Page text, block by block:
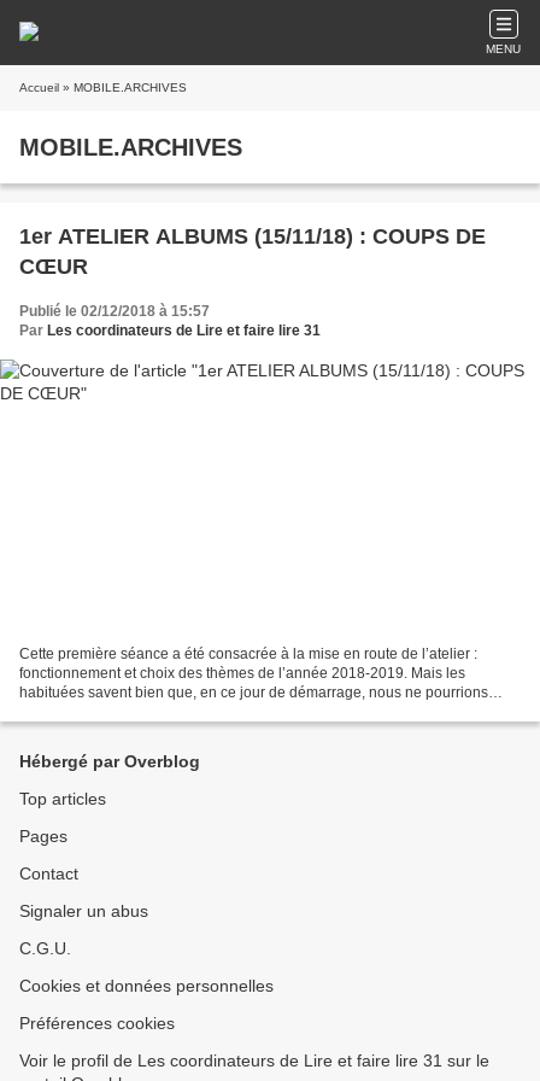
MENU
Accueil » MOBILE.ARCHIVES
MOBILE.ARCHIVES
1er ATELIER ALBUMS (15/11/18) : COUPS DE
CŒUR
Publié le 02/12/2018 à 15:57
Par Les coordinateurs de Lire et faire lire 31
Cette première séance a été consacrée à la mise en route de l’atelier :
fonctionnement et choix des thèmes de l’année 2018-2019. Mais les
habituées savent bien que, en ce jour de démarrage, nous ne pourrions
Hébergé par Overblog
Top articles
Pages
Contact
Signaler un abus
C.G.U.
Cookies et données personnelles
Préférences cookies
Voir le profil de Les coordinateurs de Lire et faire lire 31 sur le